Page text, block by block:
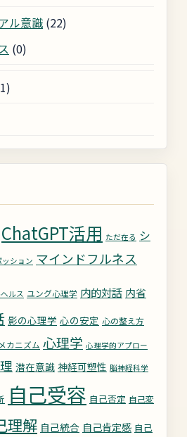
ル意識 (22)
(0)
ChatGPT活用 ただ在る シ
ション マインドフルネス
ルス ユング心理学 内的対話 内省
影の心理学 心の安定 心の整え方
カニズム 心理学 心理学的アプロー
潜在意識 神経可塑性 脳神経科学
自己受容 自己否定 自己変
理解 自己統合 自己肯定感 自己